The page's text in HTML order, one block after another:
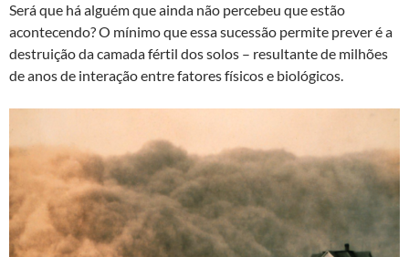
Será que há alguém que ainda não percebeu que estão
acontecendo? O mínimo que essa sucessão permite prever é a
destruição da camada fértil dos solos – resultante de milhões
de anos de interação entre fatores físicos e biológicos.